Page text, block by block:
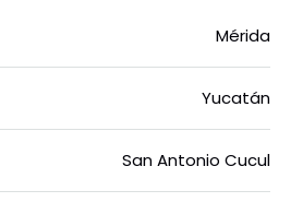
Mérida
Yucatán
San Antonio Cucul